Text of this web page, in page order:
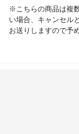
※こちらの商品は複
い場合、キャンセル
お送りしますので予